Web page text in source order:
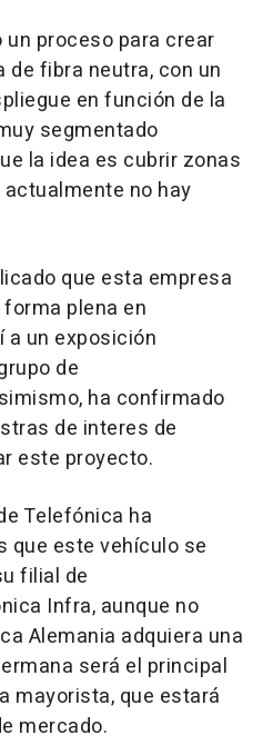
un proceso para crear
fibra neutra, con un
en función de la
segmentado
la idea es cubrir zonas
no hay
que esta empresa
plena en
a un exposición
de
ha confirmado
de interes de
este proyecto.
Telefónica ha
que este vehículo se
filial de
Infra, aunque no
Alemania adquiera una
será el principal
mayorista, que estará
mercado.